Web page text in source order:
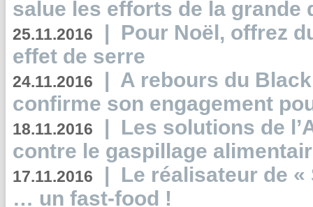
salue les efforts de la grande
25.11.2016 | Pour Noël, offrez
effet de serre
24.11.2016 | A rebours du
confirme son engagement
18.11.2016 | Les solutions de
contre le gaspillage
17.11.2016 | Le réalisateur de «
… un fast-food !